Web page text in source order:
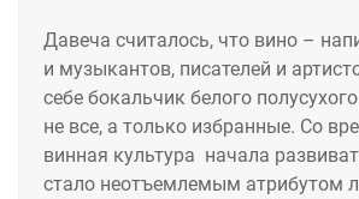
Давеча считалось, что вино –
и музыкантов, писателей и
себе бокальчик белого
не все, а только избранные. Со
винная культура начала
стало неотъемлемым атрибутом